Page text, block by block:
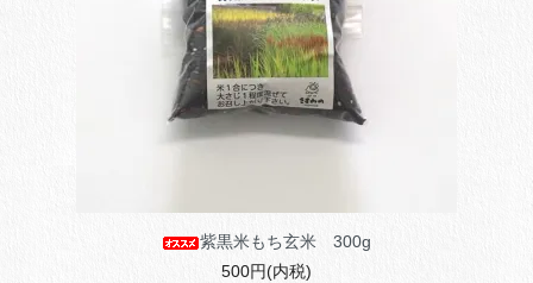
紫黒米もち玄米 300g
500円(内税)